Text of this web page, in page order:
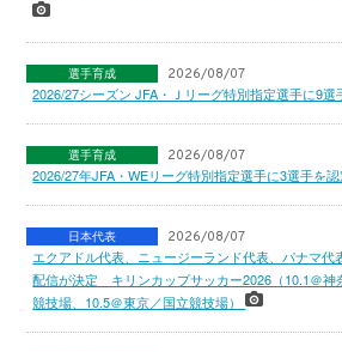
選手育成 2026/08/07
2026/27シーズン JFA・Ｊリーグ特別指定選手に9
選手育成 2026/08/07
2026/27年JFA・WEリーグ特別指定選手に3選手を
日本代表 2026/08/07
エクアドル代表、ニュージーランド代表、パナマ代
配信が決定 キリンカップサッカー2026（10.1＠神
競技場、10.5＠東京／国立競技場）